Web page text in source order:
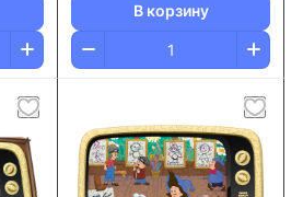
В корзину